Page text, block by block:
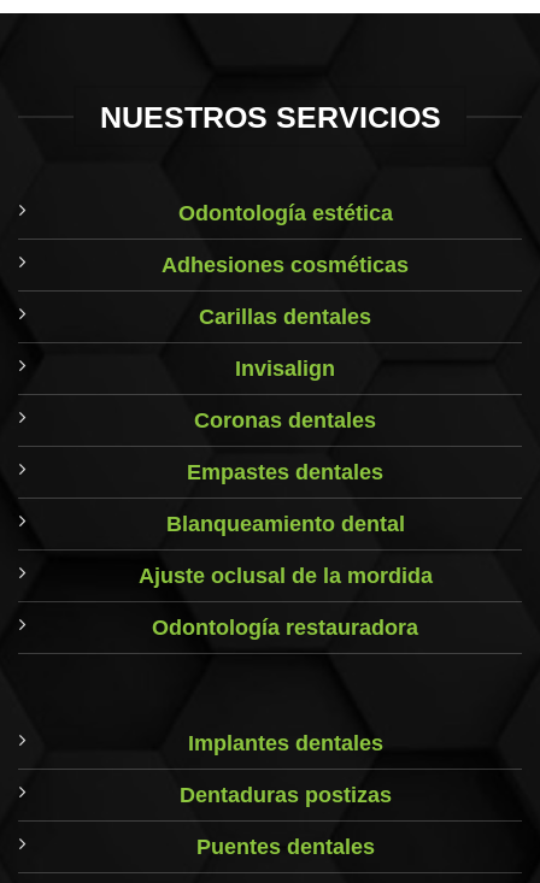
NUESTROS SERVICIOS
Odontología estética
Adhesiones cosméticas
Carillas dentales
Invisalign
Coronas dentales
Empastes dentales
Blanqueamiento dental
Ajuste oclusal de la mordida
Odontología restauradora
Implantes dentales
Dentaduras postizas
Puentes dentales